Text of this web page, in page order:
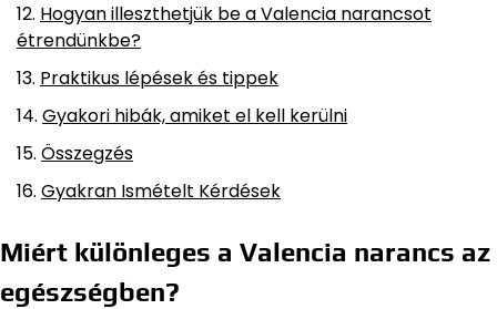
Hogyan illeszthetjük be a Valencia narancsot
étrendünkbe?
Praktikus lépések és tippek
Gyakori hibák, amiket el kell kerülni
Összegzés
Gyakran Ismételt Kérdések
Miért különleges a Valencia narancs az
egészségben?